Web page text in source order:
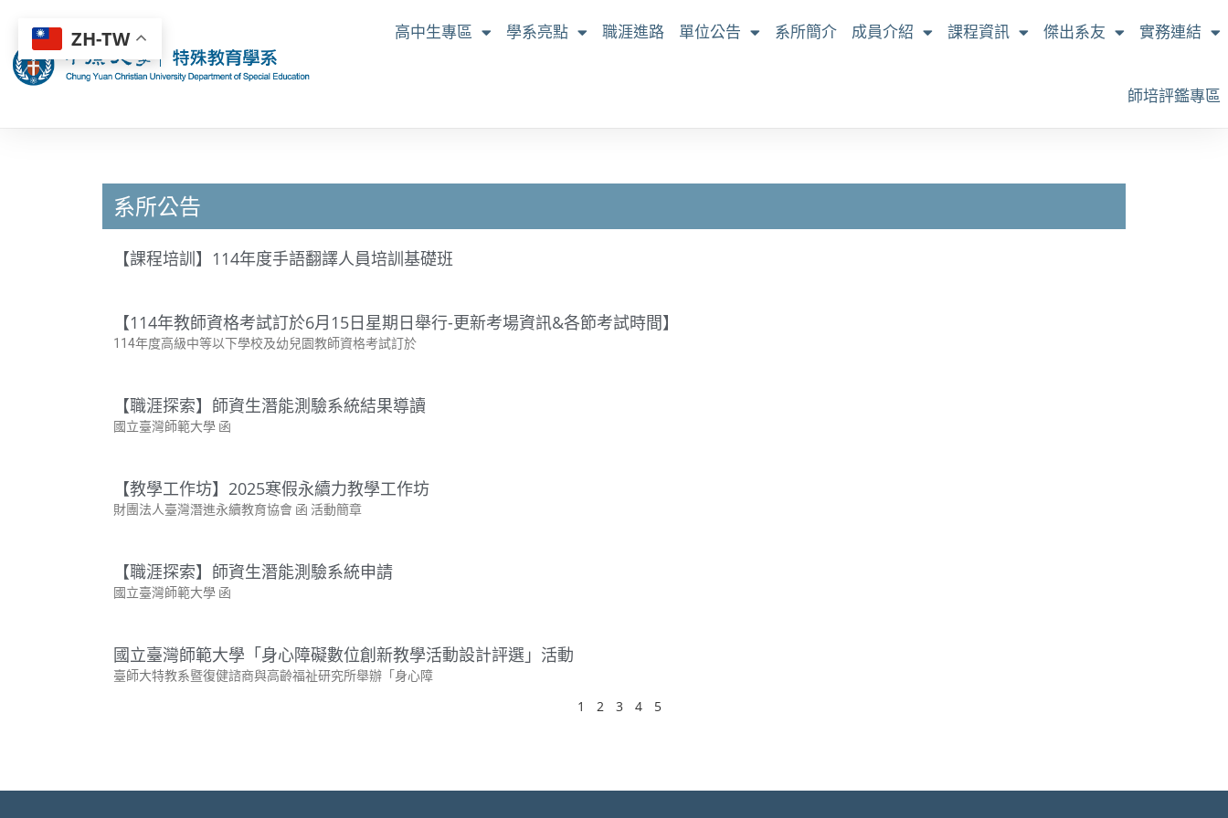
高中生專區 學系亮點 職涯進路 單位公告 系所簡介 成員介紹 課程資訊 傑出系友 實務連結
師培評鑑專區
系所公告
【課程培訓】114年度手語翻譯人員培訓基礎班
【114年教師資格考試訂於6月15日星期日舉行-更新考場資訊&各節考試時間】
114年度高級中等以下學校及幼兒園教師資格考試訂於
【職涯探索】師資生潛能測驗系統結果導讀
國立臺灣師範大學 函
【教學工作坊】2025寒假永續力教學工作坊
財團法人臺灣潛進永續教育協會 函 活動簡章
【職涯探索】師資生潛能測驗系統申請
國立臺灣師範大學 函
國立臺灣師範大學「身心障礙數位創新教學活動設計評選」活動
臺師大特教系暨復健諮商與高齡福祉研究所舉辦「身心障
1 2 3 4 5
ZH-TW